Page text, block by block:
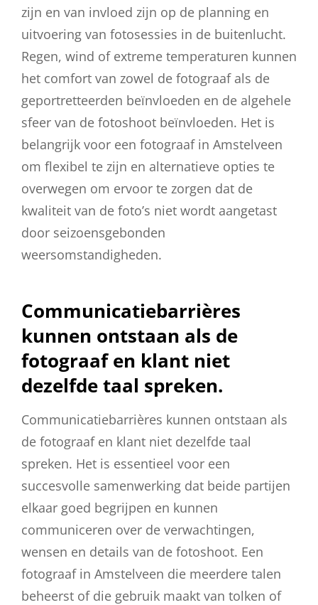
zijn en van invloed zijn op de planning en
uitvoering van fotosessies in de buitenlucht.
Regen, wind of extreme temperaturen kunnen
het comfort van zowel de fotograaf als de
geportretteerden beïnvloeden en de algehele
sfeer van de fotoshoot beïnvloeden. Het is
belangrijk voor een fotograaf in Amstelveen
om flexibel te zijn en alternatieve opties te
overwegen om ervoor te zorgen dat de
kwaliteit van de foto’s niet wordt aangetast
door seizoensgebonden
weersomstandigheden.
Communicatiebarrières
kunnen ontstaan als de
fotograaf en klant niet
dezelfde taal spreken.
Communicatiebarrières kunnen ontstaan als
de fotograaf en klant niet dezelfde taal
spreken. Het is essentieel voor een
succesvolle samenwerking dat beide partijen
elkaar goed begrijpen en kunnen
communiceren over de verwachtingen,
wensen en details van de fotoshoot. Een
fotograaf in Amstelveen die meerdere talen
beheerst of die gebruik maakt van tolken of